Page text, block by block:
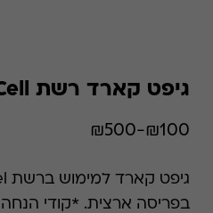
גיפט קארד רשת I Cell
₪100-₪500
בפריסה ארצית.